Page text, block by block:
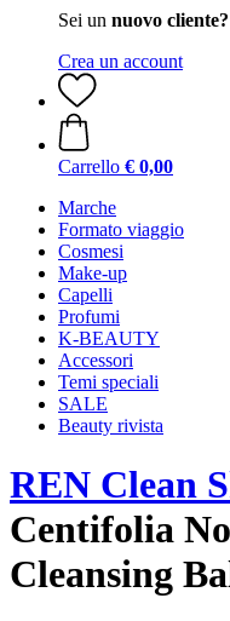
Sei un nuovo cliente?
Crea un account
Carrello € 0,00
Marche
Formato viaggio
Cosmesi
Make-up
Capelli
Profumi
K-BEAUTY
Accessori
Temi speciali
SALE
Beauty rivista
REN Clean
Centifolia
Cleansing